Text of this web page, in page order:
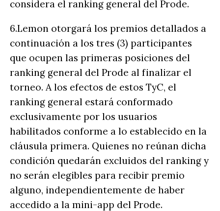
considera el ranking general del Prode.
6.Lemon otorgará los premios detallados a
continuación a los tres (3) participantes
que ocupen las primeras posiciones del
ranking general del Prode al finalizar el
torneo. A los efectos de estos TyC, el
ranking general estará conformado
exclusivamente por los usuarios
habilitados conforme a lo establecido en la
cláusula primera. Quienes no reúnan dicha
condición quedarán excluidos del ranking y
no serán elegibles para recibir premio
alguno, independientemente de haber
accedido a la mini-app del Prode.